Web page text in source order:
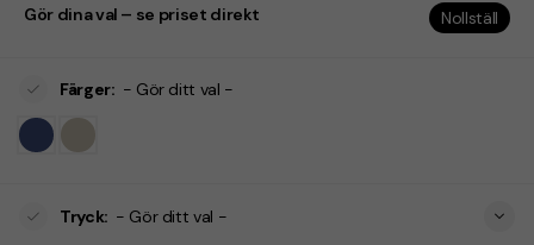
Gör dina val – se priset direkt Nollställ
Färger: - Gör ditt val -
Tryck: - Gör ditt val -